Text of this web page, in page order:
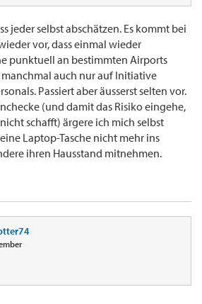
jeder selbst abschätzen. Es kommt bei
vor, dass einmal wieder
punktuell an bestimmten Airports
auch nur auf Initiative
Passiert aber äusserst selten vor.
(und damit das Risiko eingehe,
schafft) ärgere ich mich selbst
Laptop-Tasche nicht mehr ins
ihren Hausstand mitnehmen.